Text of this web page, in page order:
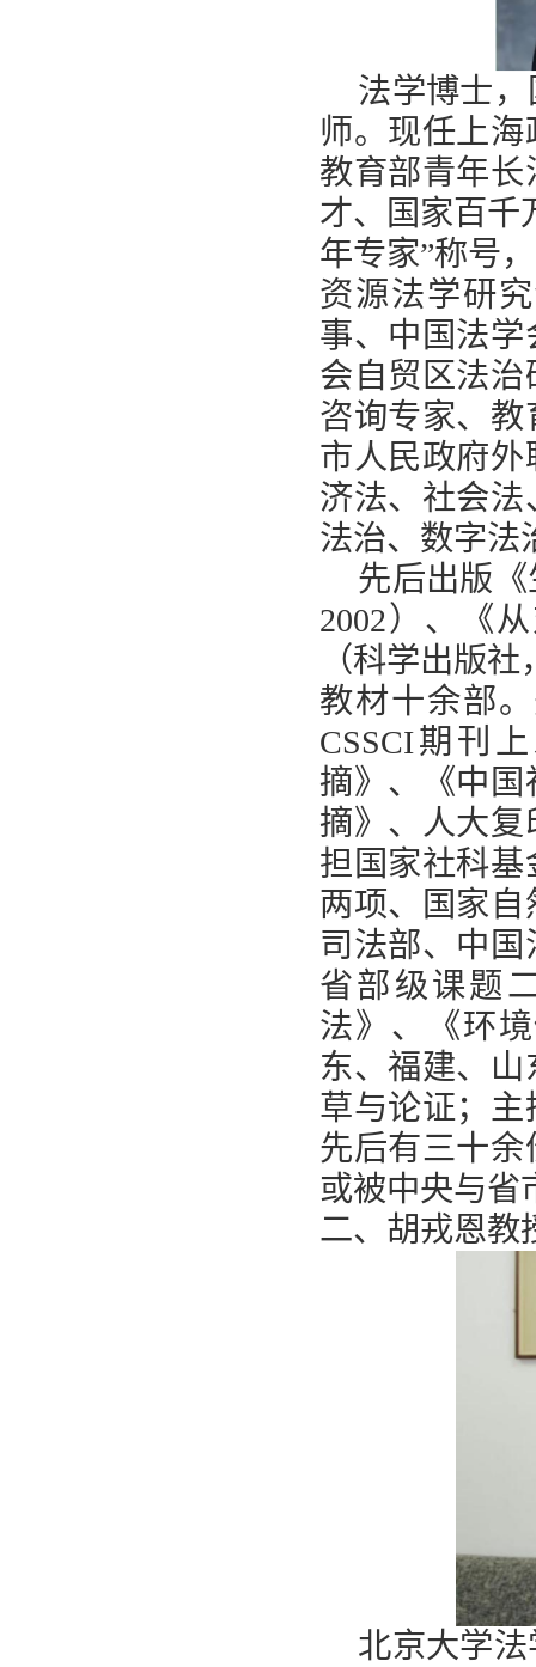
法学博士
师。现任上
教育部青年
才、国家百千
年专家”称号
资源法学研
事、中国法
会自贸区法
咨询专家、
市人民政府
济法、社会
法治、数字法
先后出版
2002）、《
（科学出版
教材十余部
CSSCI期刊
摘》、《中
摘》、人大
担国家社科
两项、国家
司法部、中
省部级课题
法》、《环
东、福建、
草与论证；
先后有三十
或被中央与省
二、胡戎恩教
北京大学